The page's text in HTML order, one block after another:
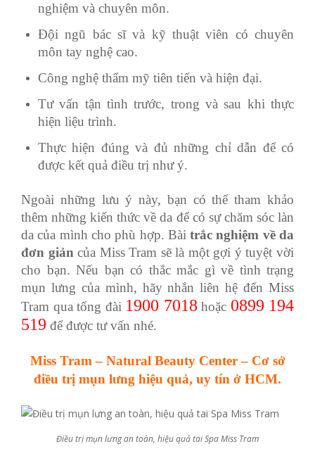
nghiệm và chuyên môn.
Đội ngũ bác sĩ và kỹ thuật viên có chuyên
môn tay nghệ cao.
Công nghệ thẩm mỹ tiên tiến và hiện đại.
Tư vấn tận tình trước, trong và sau khi thực
hiện liệu trình.
Thực hiện đúng và đủ những chỉ dẫn để có
được kết quả điều trị như ý.
Ngoài những lưu ý này, bạn có thể tham khảo
thêm những kiến thức về da để có sự chăm sóc làn
da của mình cho phù hợp. Bàitrắc nghiệm về da
đơn giảncủa Miss Tram sẽ là một gợi ý tuyệt vời
cho bạn. Nếu bạn có thắc mắc gì về tình trạng
mụn lưng của mình, hãy nhắn liên hệ đến Miss
Tram qua tổng đài 1900 7018 hoặc 0899 194
519 để được tư vấn nhé.
Miss Tram – Natural Beauty Center – Cơ sở
điều trị mụn lưng hiệu quả, uy tín ở HCM.
Điều trị mụn lưng an toàn, hiệu quả tai Spa Miss Tram